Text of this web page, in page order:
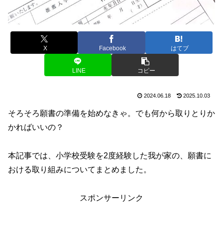
X Facebook はてブ
LINE コピー
2024.06.18 2025.10.03
そろそろ願書の準備を始めなきゃ。でも何から取りとりか
かればいいの？
本記事では、小学校受験を2度経験した我が家の、願書に
おける取り組みについてまとめました。
スポンサーリンク